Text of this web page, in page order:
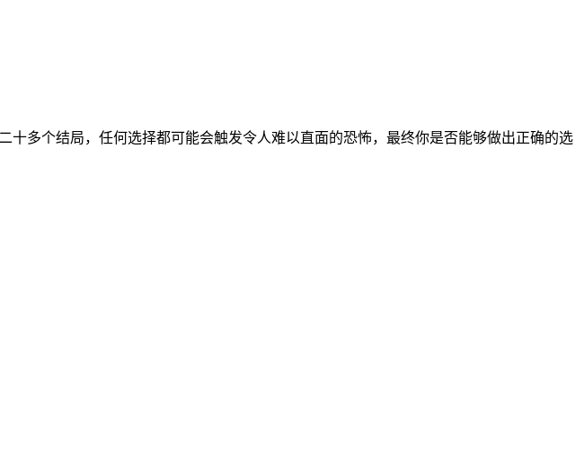
多个结局，任何选择都可能会触发令人难以直面的恐怖，最终你是否能够做出正确的选